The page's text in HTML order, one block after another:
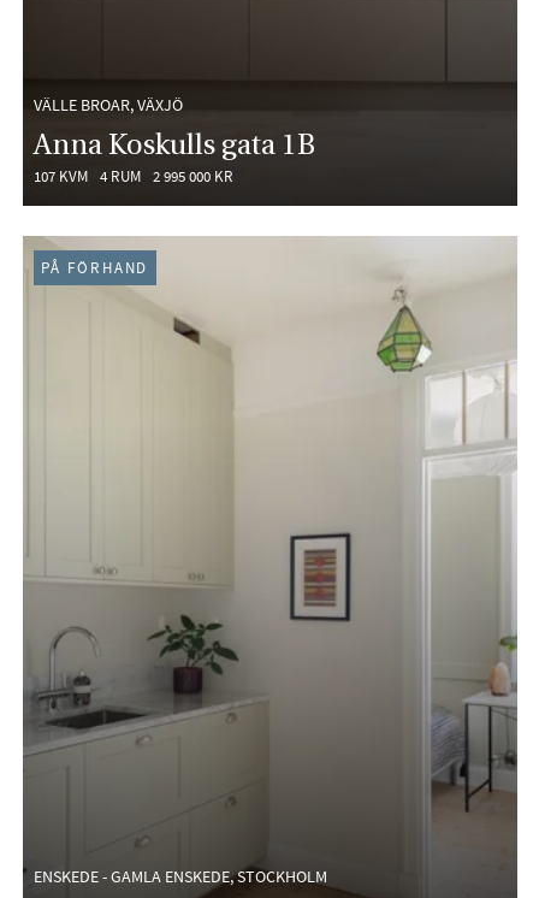
VÄLLE BROAR, VÄXJÖ
Anna Koskulls gata 1B
107 KVM 4 RUM 2 995 000 KR
ENSKEDE - GAMLA ENSKEDE, STOCKHOLM
PÅ FÖRHAND